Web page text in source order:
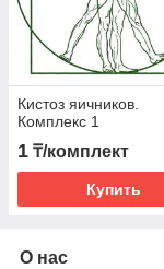
Кистоз яичников.
Комплекс 1
1 ₸/комплект
Купить
О нас